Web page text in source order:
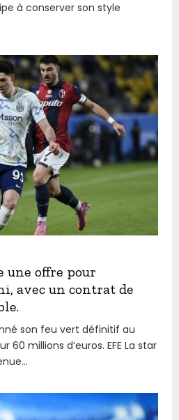
à conserver son style
une offre pour
avec un contrat de
son feu vert définitif au
60 millions d’euros. EFE La star